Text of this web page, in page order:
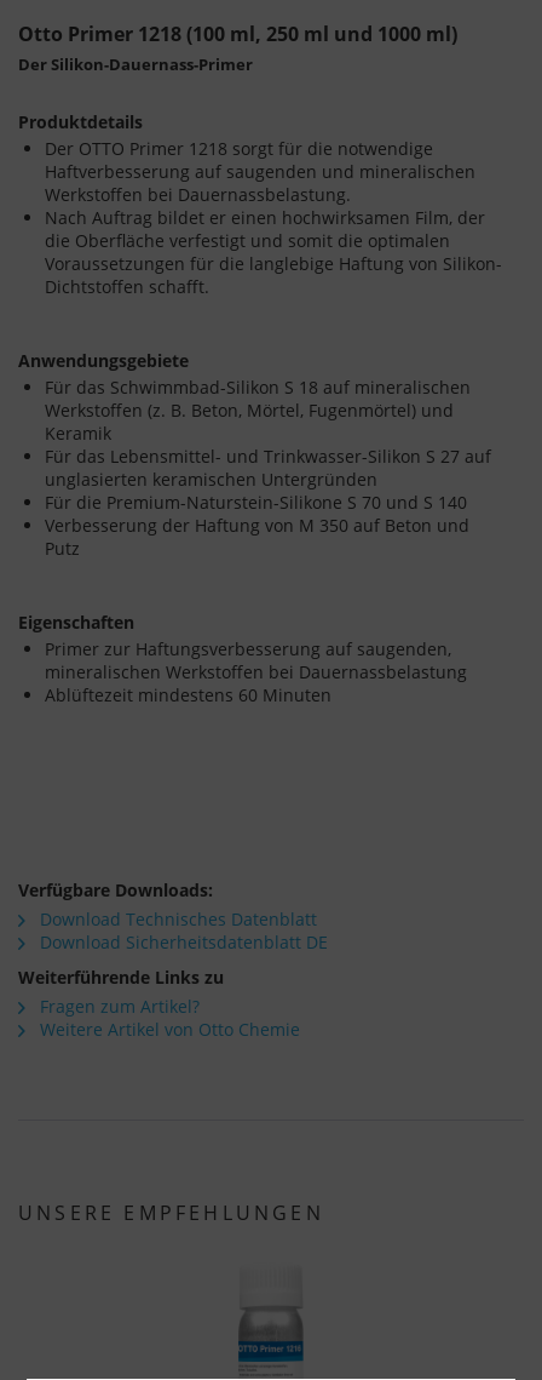
Otto Primer 1218 (100 ml, 250 ml und 1000 ml)
Der Silikon-Dauernass-Primer
Produktdetails
Der OTTO Primer 1218 sorgt für die notwendige
Haftverbesserung auf saugenden und mineralischen
Werkstoffen bei Dauernassbelastung.
Nach Auftrag bildet er einen hochwirksamen Film, der
die Oberfläche verfestigt und somit die optimalen
Voraussetzungen für die langlebige Haftung von Silikon-
Dichtstoffen schafft.
Anwendungsgebiete
Für das Schwimmbad-Silikon S 18 auf mineralischen
Werkstoffen (z. B. Beton, Mörtel, Fugenmörtel) und
Keramik
Für das Lebensmittel- und Trinkwasser-Silikon S 27 auf
unglasierten keramischen Untergründen
Für die Premium-Naturstein-Silikone S 70 und S 140
Verbesserung der Haftung von M 350 auf Beton und
Putz
Eigenschaften
Primer zur Haftungsverbesserung auf saugenden,
mineralischen Werkstoffen bei Dauernassbelastung
Ablüftezeit mindestens 60 Minuten
Verfügbare Downloads:
Download Technisches Datenblatt
Download Sicherheitsdatenblatt DE
Weiterführende Links zu
Fragen zum Artikel?
Weitere Artikel von Otto Chemie
UNSERE EMPFEHLUNGEN